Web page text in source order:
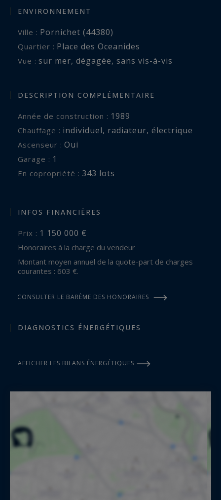
ENVIRONNEMENT
Ville : Pornichet (44380)
Quartier : Place des Oceanides
Vue : sur mer, dégagée, sans vis-à-vis
DESCRIPTION COMPLÉMENTAIRE
Année de construction : 1989
Chauffage : individuel, radiateur, électrique
Ascenseur : Oui
garage : 1
En copropriété : 343 lots
INFOS FINANCIÈRES
Prix : 1 150 000 €
Honoraires à la charge du vendeur
Montant moyen annuel de la quote-part de charges
courantes : 603 €.
CONSULTER LE BARÈME DES HONORAIRES
DIAGNOSTICS ÉNERGÉTIQUES
AFFICHER LES BILANS ÉNERGÉTIQUES